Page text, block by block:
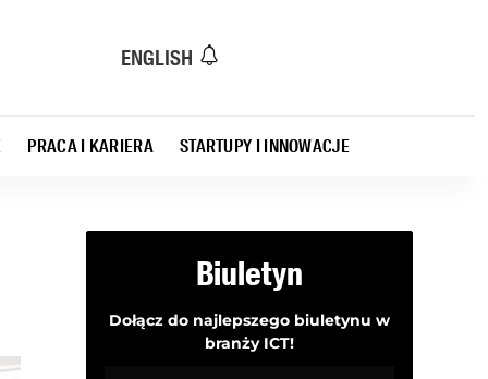
ENGLISH
PRACA I KARIERA STARTUPY I INNOWACJE
Biuletyn
Dołącz do najlepszego biuletynu w
branży ICT!